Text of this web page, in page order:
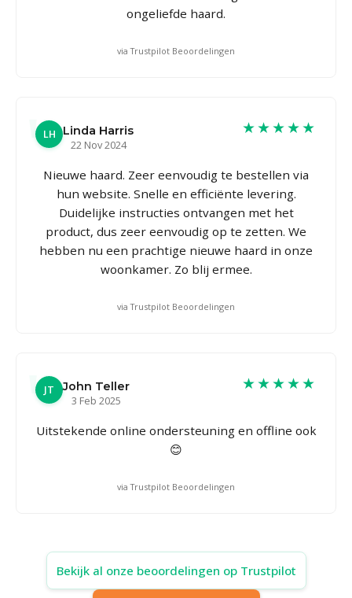
ongeliefde haard.
via Trustpilot Beoordelingen
LH
Linda Harris
22 Nov 2024
★★★★★
Nieuwe haard. Zeer eenvoudig te bestellen via
hun website. Snelle en efficiënte levering.
Duidelijke instructies ontvangen met het
product, dus zeer eenvoudig op te zetten. We
hebben nu een prachtige nieuwe haard in onze
woonkamer. Zo blij ermee.
via Trustpilot Beoordelingen
JT
John Teller
3 Feb 2025
★★★★★
Uitstekende online ondersteuning en offline ook
😊
via Trustpilot Beoordelingen
Bekijk al onze beoordelingen op Trustpilot